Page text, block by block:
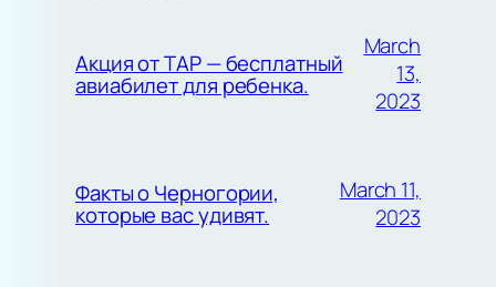
Акция от TAP — бесплатный
авиабилет для ребенка.
March
13,
2023
Факты о Черногории,
которые вас удивят.
March 11,
2023